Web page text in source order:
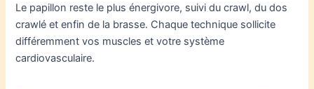
Le papillon reste le plus énergivore, suivi du crawl, du dos
crawlé et enfin de la brasse. Chaque technique sollicite
différemment vos muscles et votre système
cardiovasculaire.